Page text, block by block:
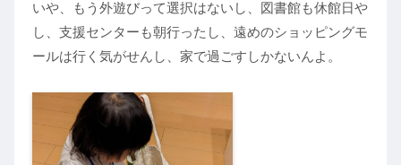
いや、もう外遊びって選択はないし、図書館も休館日や
し、支援センターも朝行ったし、遠めのショッピングモ
ールは行く気がせんし、家で過ごすしかないんよ。